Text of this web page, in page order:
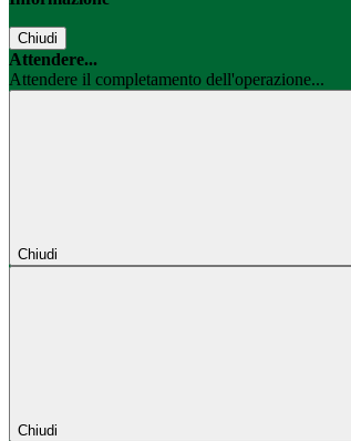
Chiudi
Attendere...
Attendere il completamento dell'operazione...
Chiudi
Chiudi